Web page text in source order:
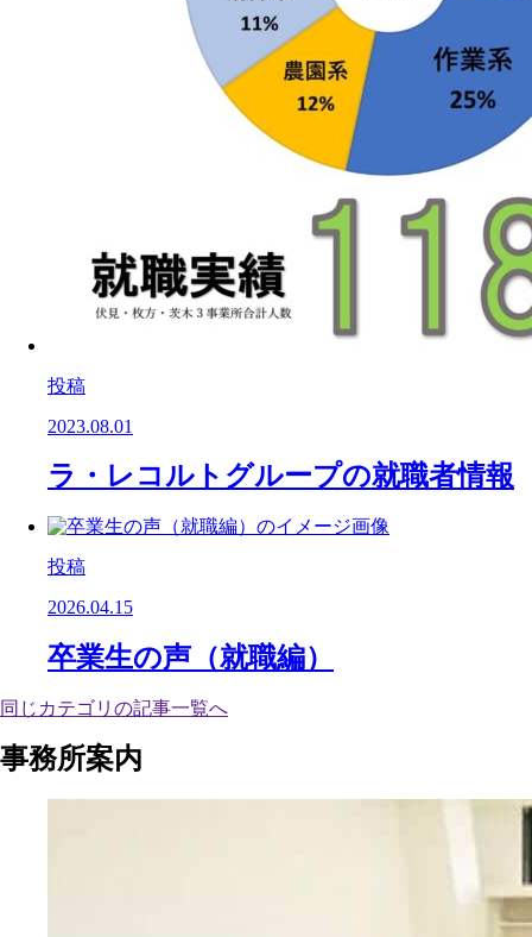
投稿
2023.08.01
ラ・レコルトグループの就職者情報
投稿
2026.04.15
卒業生の声（就職編）
同じカテゴリの記事⼀覧へ
事務所案内